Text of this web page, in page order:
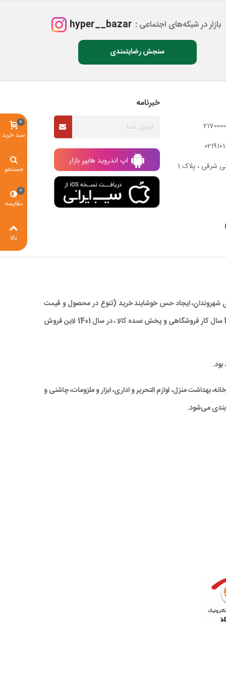
بازار در شبکه‌های اجتماعی : hyper__bazar
سنجش رضایتمندی
شرقی ، پلاک 1
خبرنامه
اپ اندروید هایپر بازار
شهروندان، ایجاد حس خوشایند خرید (تنوع در محصول و قیمت
مناسب)، صرفه جویی در زمان و در نهایت کاهش ترددهای درون شهری، با ارائه کالاهای با کیفیت بالا و همچنین قیمتی مناسب و رقابتی ، با تجربه 28 سال کار فروشگاهی و پخش عمده کالا ، در سال 1401 لاین فروش
بهداشت منزل، لوازم التحریر و اداری، ابزار و ملزومات، چاشنی و
می‌شود.
سبد خرید
0
جستجو
مقایسه
0
بالا